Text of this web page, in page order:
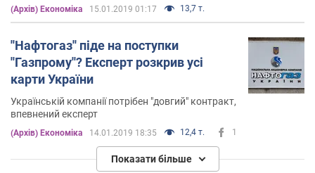
(Архів) Економіка 15.01.2019 01:17 13,7 т.
''Нафтогаз'' піде на поступки
''Газпрому''? Експерт розкрив усі
карти України
Українській компанії потрібен "довгий" контракт,
впевнений експерт
(Архів) Економіка 14.01.2019 18:35 12,4 т. 1
Показати більше